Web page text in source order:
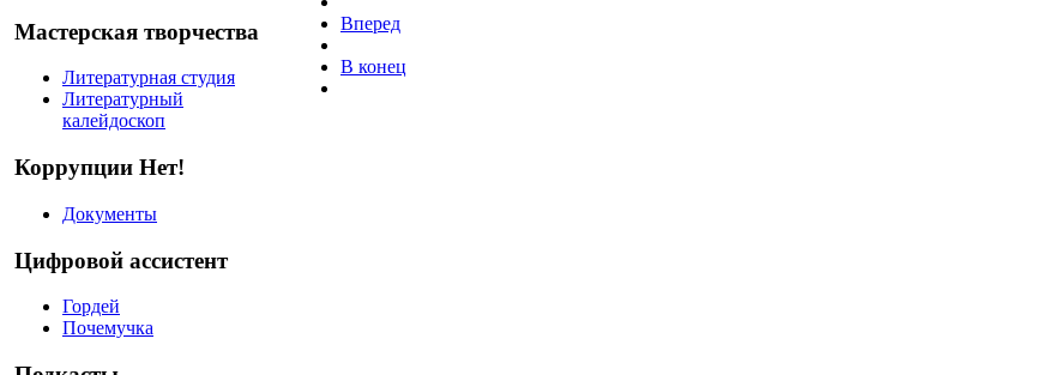
Мастерская творчества
Литературная студия
Литературный
калейдоскоп
Коррупции Нет!
Документы
Цифровой ассистент
Гордей
Почемучка
Вперед
В конец